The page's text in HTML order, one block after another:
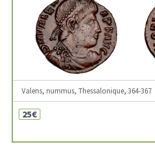
Valens, nummus, Thessalonique, 364-367
25€